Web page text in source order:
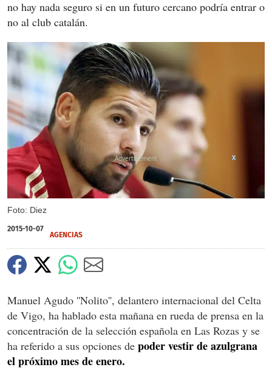
no hay nada seguro si en un futuro cercano podría entrar o
no al club catalán.
Foto: Diez
X
2015-10-07
AGENCIAS
Manuel Agudo ''Nolito'', delantero internacional del Celta
de Vigo, ha hablado esta mañana en rueda de prensa en la
concentración de la selección española en Las Rozas y se
ha referido a sus opciones de poder vestir de azulgrana
el próximo mes de enero.